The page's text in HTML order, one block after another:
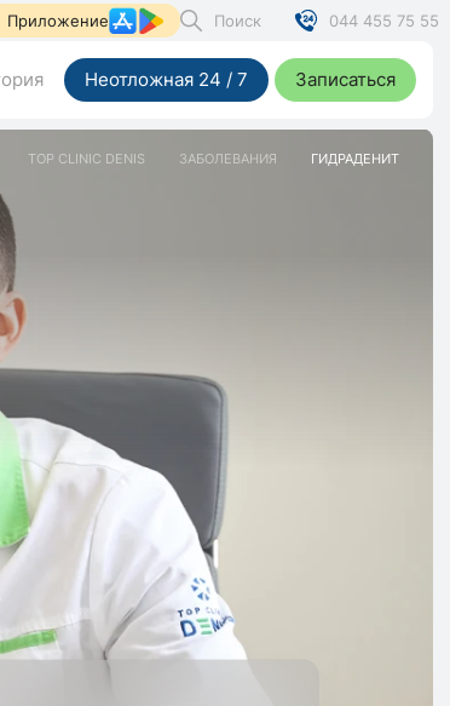
Приложение Поиск 044 455 75 55
Неотложная 24 / 7 Записаться
TOP CLINIC DENIS ЗАБОЛЕВАНИЯ ГИДРАДЕНИТ